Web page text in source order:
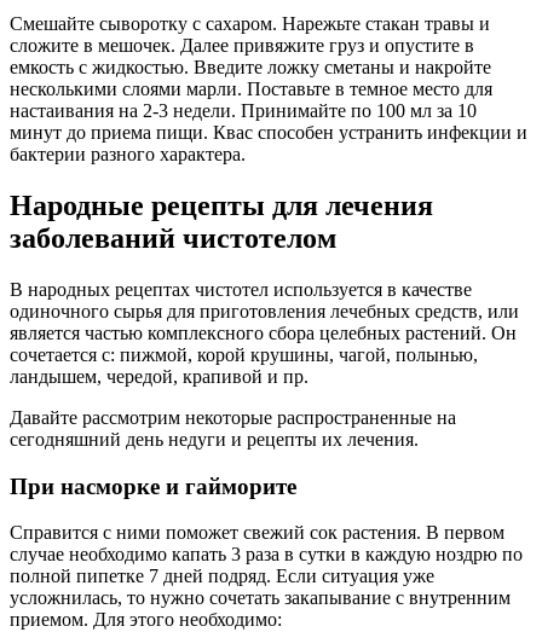
Смешайте сыворотку с сахаром. Нарежьте стакан травы и
сложите в мешочек. Далее привяжите груз и опустите в
емкость с жидкостью. Введите ложку сметаны и накройте
несколькими слоями марли. Поставьте в темное место для
настаивания на 2-3 недели. Принимайте по 100 мл за 10
минут до приема пищи. Квас способен устранить инфекции и
бактерии разного характера.
Народные рецепты для лечения
заболеваний чистотелом
В народных рецептах чистотел используется в качестве
одиночного сырья для приготовления лечебных средств, или
является частью комплексного сбора целебных растений. Он
сочетается с: пижмой, корой крушины, чагой, полынью,
ландышем, чередой, крапивой и пр.
Давайте рассмотрим некоторые распространенные на
сегодняшний день недуги и рецепты их лечения.
При насморке и гайморите
Справится с ними поможет свежий сок растения. В первом
случае необходимо капать 3 раза в сутки в каждую ноздрю по
полной пипетке 7 дней подряд. Если ситуация уже
усложнилась, то нужно сочетать закапывание с внутренним
приемом. Для этого необходимо: